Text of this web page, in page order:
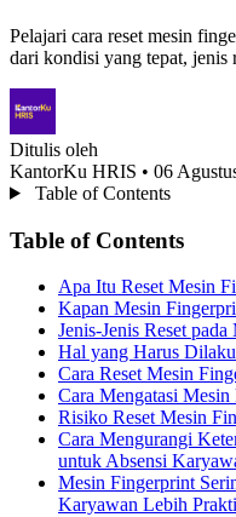
Pelajari cara reset mesin
dari kondisi yang tepat, jenis
Ditulis oleh
KantorKu HRIS • 06
Table of Contents
Table of Contents
Apa Itu Reset Mesin
Kapan Mesin
Jenis-Jenis Reset
Hal yang Harus
Cara Reset Mesin
Cara Mengatasi Mesin
Risiko Reset Mesin
Cara Mengurangi
untuk Absensi
Mesin Fingerprint
Karyawan Lebih